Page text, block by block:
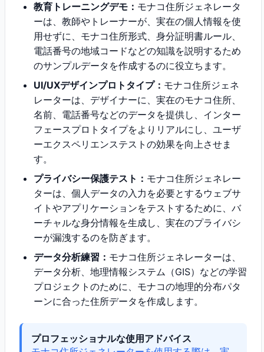
教育トレーニングデモ： モナコ住所ジェネレータ
ーは、教師やトレーナーが、実在の個人情報を使
用せずに、モナコ住所形式、身分証明書ルール、
電話番号の地域コードなどの知識を説明するため
のサンプルデータを作成するのに役立ちます。
UI/UXデザインプロトタイプ： モナコ住所ジェネ
レーターは、デザイナーに、実在のモナコ住所、
名前、電話番号などのデータを提供し、インター
フェースプロトタイプをよりリアルにし、ユーザ
ーエクスペリエンステストの効果を向上させま
す。
プライバシー保護テスト： モナコ住所ジェネレー
ターは、個人データの入力を必要とするウェブサ
イトやアプリケーションをテストするために、バ
ーチャルな身分情報を生成し、実在のプライバシ
ーが漏洩するのを防ぎます。
データ分析練習： モナコ住所ジェネレーターは、
データ分析、地理情報システム（GIS）などの学習
プロジェクトのために、モナコの地理的分布パタ
ーンに合った住所データを作成します。
プロフェッショナルな使用アドバイス